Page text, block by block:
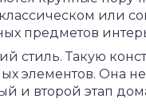
или
предметов
стиль. Такую
элементов. Она
и второй этап